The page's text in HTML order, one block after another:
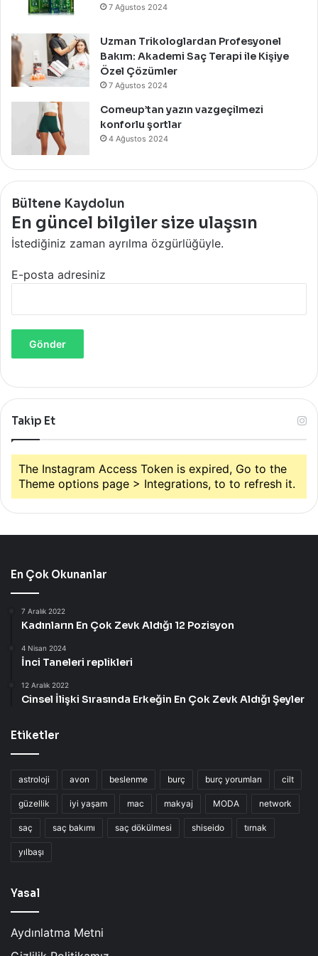
7 Ağustos 2024
Uzman Trikologlardan Profesyonel
Bakım: Akademi Saç Terapi ile Kişiye
Özel Çözümler
7 Ağustos 2024
Comeup’tan yazın vazgeçilmezi
konforlu şortlar
4 Ağustos 2024
Bültene Kaydolun
En güncel bilgiler size ulaşsın
İstediğiniz zaman ayrılma özgürlüğüyle.
E-posta adresiniz
Takip Et
The Instagram Access Token is expired, Go to the
Theme options page > Integrations, to to refresh it.
En Çok Okunanlar
7 Aralık 2022
Kadınların En Çok Zevk Aldığı 12 Pozisyon
4 Nisan 2024
İnci Taneleri replikleri
12 Aralık 2022
Cinsel İlişki Sırasında Erkeğin En Çok Zevk Aldığı Şeyler
Etiketler
astroloji avon beslenme burç burç yorumları cilt
güzellik iyi yaşam mac makyaj MODA network
saç saç bakımı saç dökülmesi shiseido tırnak
yılbaşı
Yasal
Aydınlatma Metni